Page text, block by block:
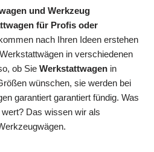
und Werkzeug
für Profis oder
nach Ihren Ideen erstehen
in verschiedenen
ob Sie Werkstattwagen in
wünschen, sie werden bei
garantiert garantiert fündig. Was
Das wissen wir als